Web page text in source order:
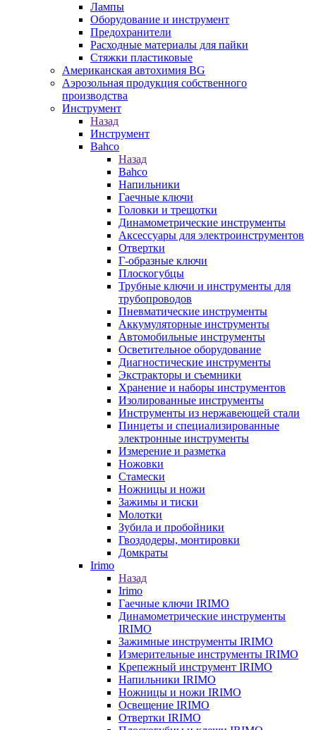
Лампы
Оборудование и инструмент
Предохранители
Расходные материалы для пайки
Стяжки пластиковые
Американская автохимия BG
Аэрозольная продукция собственного
производства
Инструмент
Назад
Инструмент
Bahco
Назад
Bahco
Напильники
Гаечные ключи
Головки и трещотки
Динамометрические инструменты
Аксессуары для электроинструментов
Отвертки
Г-образные ключи
Плоскогубцы
Трубные ключи и инструменты для
трубопроводов
Пневматические инструменты
Аккумуляторные инструменты
Автомобильные инструменты
Осветительное оборудование
Диагностические инструменты
Экстракторы и съемники
Хранение и наборы инструментов
Изолированные инструменты
Инструменты из нержавеющей стали
Пинцеты и специализированные
электронные инструменты
Измерение и разметка
Ножовки
Стамески
Ножницы и ножи
Зажимы и тиски
Молотки
Зубила и пробойники
Гвоздодеры, монтировки
Домкраты
Irimo
Назад
Irimo
Гаечные ключи IRIMO
Динамометрические инструменты
IRIMO
Зажимные инструменты IRIMO
Измерительные инструменты IRIMO
Крепежный инструмент IRIMO
Напильники IRIMO
Ножницы и ножи IRIMO
Освещение IRIMO
Отвертки IRIMO